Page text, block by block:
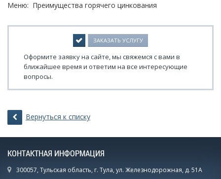
Меню: Преимущества горячего цинкования
ЗАКАЗАТЬ УСЛУГУ
Оформите заявку на сайте, мы свяжемся с вами в
ближайшее время и ответим на все интересующие
вопросы.
Вернуться к списку
КОНТАКТНАЯ ИНФОРМАЦИЯ
300057, Тульская область, г. Тула, ул. Железнодорожная, д. 51А